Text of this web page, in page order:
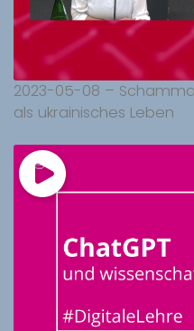
2023-05-08 –
als ukrainisches Leben